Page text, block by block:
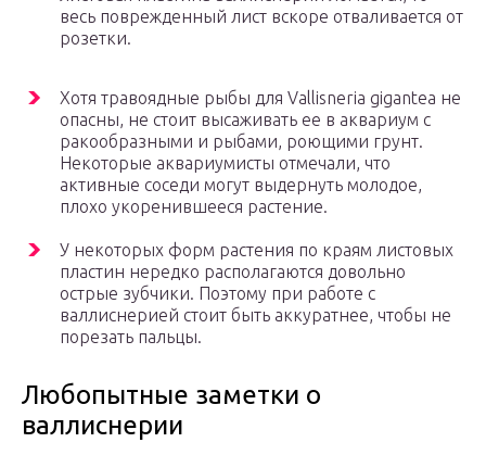
весь поврежденный лист вскоре отваливается от
розетки.
Хотя травоядные рыбы для Vallisneria gigantea не
опасны, не стоит высаживать ее в аквариум с
ракообразными и рыбами, роющими грунт.
Некоторые аквариумисты отмечали, что
активные соседи могут выдернуть молодое,
плохо укоренившееся растение.
У некоторых форм растения по краям листовых
пластин нередко располагаются довольно
острые зубчики. Поэтому при работе с
валлиснерией стоит быть аккуратнее, чтобы не
порезать пальцы.
Любопытные заметки о
валлиснерии